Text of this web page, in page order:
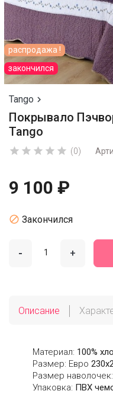
распродажа !
закончился
Tango 
Покрывало
Tango
     (0)
9 100 ₽
 Закончился
- +
Описание
Материал: 100%
Размер: Евро
Размер наволочек:
Упаковка: ПВХ